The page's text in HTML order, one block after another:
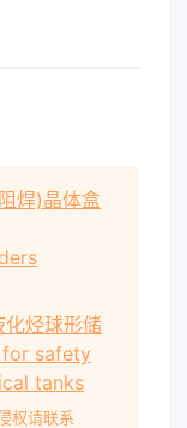
焊)晶体盒
烃球形储
for safety
tanks
权请联系